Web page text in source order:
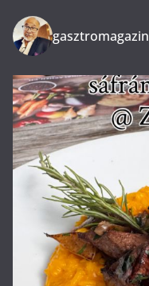
gasztromagazin